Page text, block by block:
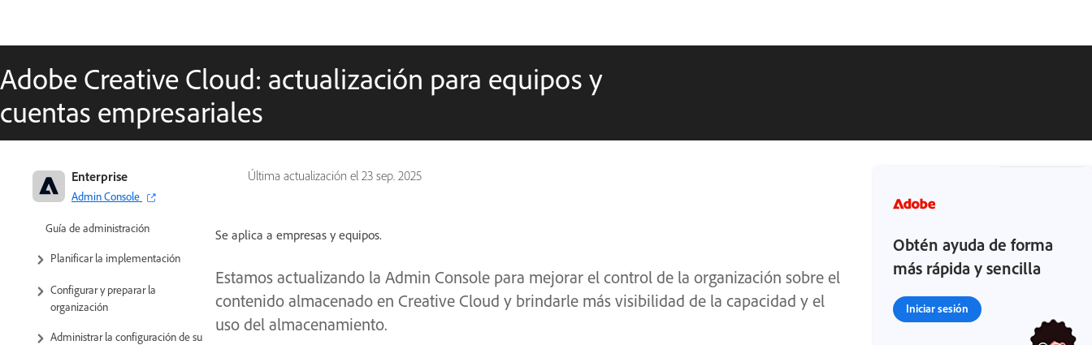
Adobe Creative Cloud: actualización para equipos y
cuentas empresariales
Última actualización el 23 sep. 2025
Enterprise
Admin Console
Guía de administración
Planificar la implementación
Configurar y preparar la
organización
Administrar la configuración de su
Se aplica a empresas y equipos.
Estamos actualizando la Admin Console para mejorar el control de la organización sobre el
contenido almacenado en Creative Cloud y brindarle más visibilidad de la capacidad y el
uso del almacenamiento.
Obtén ayuda de forma
más rápida y sencilla
Iniciar sesión